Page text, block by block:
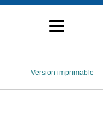
Version imprimable